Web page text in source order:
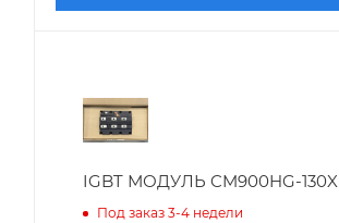
IGBT МОДУЛЬ CM900HG-130X
Под заказ 3-4 недели